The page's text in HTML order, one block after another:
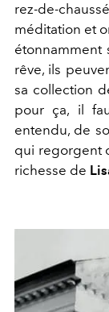
rez-de-
méditation et
étonnamment
rêve, ils
sa collection
pour ça, il
entendu, de
qui regorgent
richesse de